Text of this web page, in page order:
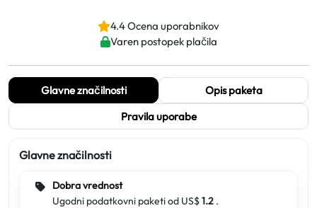
4.4 Ocena uporabnikov
Varen postopek plačila
Glavne značilnosti
Opis paketa
Pravila uporabe
Glavne značilnosti
Dobra vrednost
Ugodni podatkovni paketi od US$1.2 .